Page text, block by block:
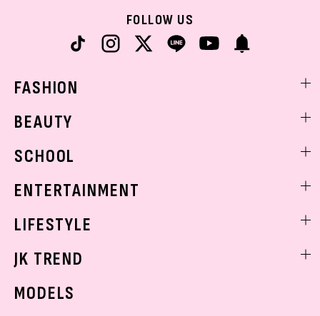
FOLLOW US
FASHION
着回し
BEAUTY
ベストコスメ
ボディケア
SCHOOL
学校ヘアメイク
ENTERTAINMENT
K-POP
LIFESTYLE
モデルの購入品
JK TREND
MODELS